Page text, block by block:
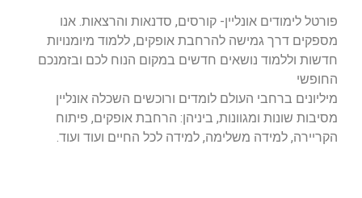
פורטל לימודים אונליין- קורסים, סדנאות והרצאות. אנו
מספקים דרך גמישה להרחבת אופקים, ללמוד מיומנויות
חדשות וללמוד נושאים חדשים במקום הנוח לכם ובזמנכם
החופשי
מיליונים ברחבי העולם לומדים ורוכשים השכלה אונליין
מסיבות שונות ומגוונות, ביניהן: הרחבת אופקים, פיתוח
הקריירה, למידה משלימה, למידה לכל החיים ועוד ועוד.